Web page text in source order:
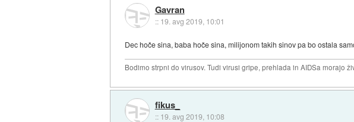
Gavran
:: 19. avg 2019, 10:01
Dec hoče sina, baba hoče sina, milijonom takih sinov pa bo ostala
Bodimo strpni do virusov. Tudi virusi gripe, prehlada in AIDSa morajo
fikus_
:: 19. avg 2019, 10:08